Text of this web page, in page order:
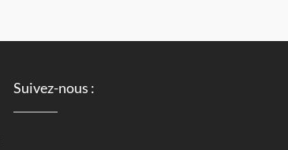
Suivez-nous :